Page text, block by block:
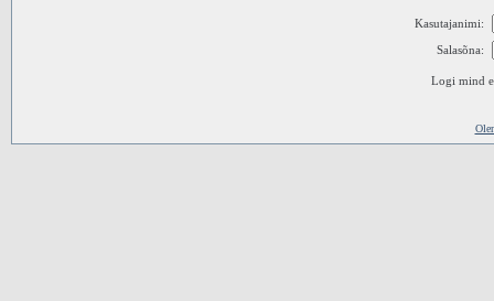
Kasutajanimi:
Salasõna:
Logi mind